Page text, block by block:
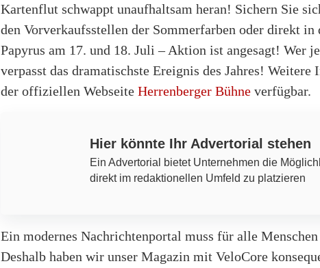
Kartenflut schwappt unaufhaltsam heran! Sichern Sie
den Vorverkaufsstellen der Sommerfarben oder direkt in
Papyrus am 17. und 18. Juli – Aktion ist angesagt! Wer
verpasst das dramatischste Ereignis des Jahres!
der offiziellen Webseite Herrenberger Bühne verfügbar.
Hier könnte Ihr Advertorial stehen
Ein Advertorial bietet Unternehmen die
direkt im redaktionellen Umfeld zu platzieren
Ein modernes Nachrichtenportal muss für alle
Deshalb haben wir unser Magazin mit VeloCore